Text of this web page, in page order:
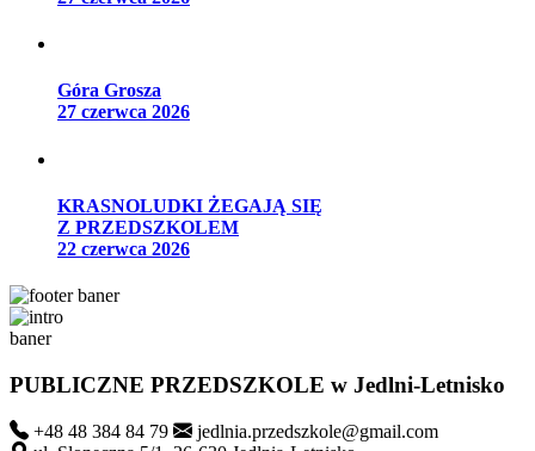
Góra Grosza
27 czerwca 2026
KRASNOLUDKI ŻEGAJĄ SIĘ
Z PRZEDSZKOLEM
22 czerwca 2026
PUBLICZNE PRZEDSZKOLE w Jedlni-Letnisko
+48 48 384 84 79
jedlnia.przedszkole@gmail.com